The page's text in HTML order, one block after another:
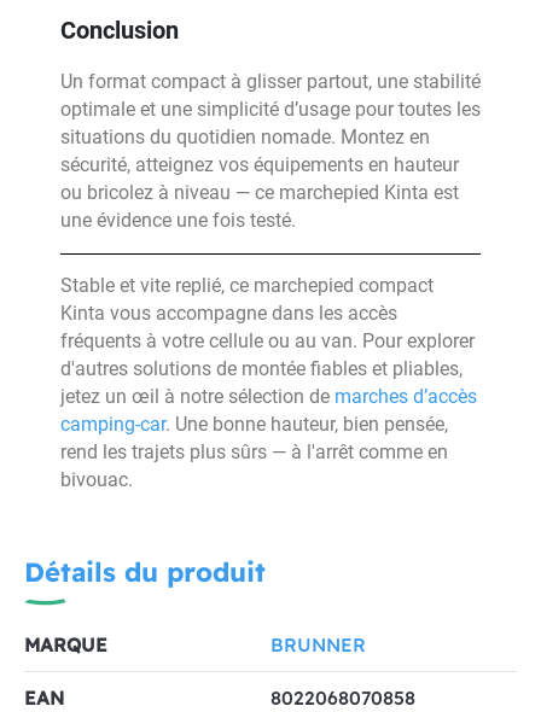
Conclusion
Un format compact à glisser partout, une stabilité
optimale et une simplicité d’usage pour toutes les
situations du quotidien nomade. Montez en
sécurité, atteignez vos équipements en hauteur
ou bricolez à niveau — ce marchepied Kinta est
une évidence une fois testé.
Stable et vite replié, ce marchepied compact
Kinta vous accompagne dans les accès
fréquents à votre cellule ou au van. Pour explorer
d'autres solutions de montée fiables et pliables,
jetez un œil à notre sélection de marches d’accès
camping-car. Une bonne hauteur, bien pensée,
rend les trajets plus sûrs — à l'arrêt comme en
bivouac.
Détails du produit
MARQUE BRUNNER
EAN 8022068070858